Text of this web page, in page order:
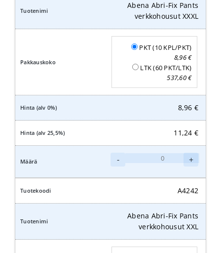
Abena Abri-Fix Pants
verkkohousut XXXL
PKT (10 KPL/PKT)
8,96€
LTK (60 PKT/LTK)
537,60€
8,96 €
11,24 €
-
Fix
verkkohousut
XXXL
+
A4242
Abena Abri-Fix Pants
verkkohousut XXL